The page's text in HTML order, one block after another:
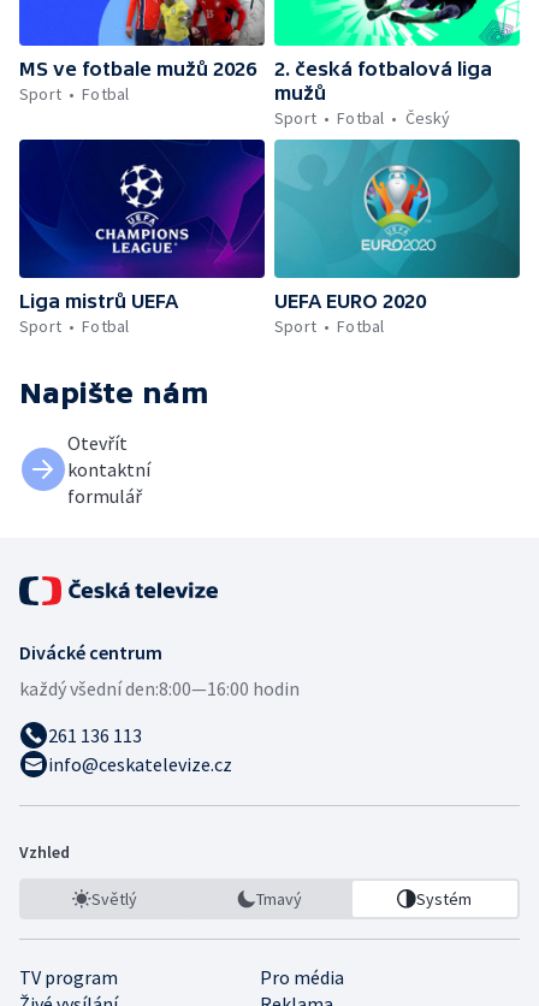
MS ve fotbale mužů 2026
Sport
Fotbal
2. česká fotbalová liga
mužů
Sport
Fotbal Český
Liga mistrů UEFA
Sport
Fotbal
UEFA EURO 2020
Sport
Fotbal
Napište nám
Otevřít
kontaktní
formulář
Divácké centrum
každý všední den:8:00—16:00 hodin
261 136 113
info@ceskatelevize.cz
Vzhled
Světlý Tmavý Systém
TV program
Pro média